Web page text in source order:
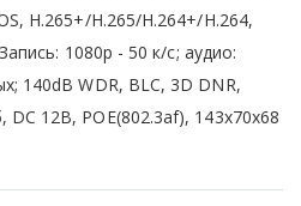
H.265+/H.265/H.264+/H.264,
1080р - 50 к/с; аудио:
140dB WDR, BLC, 3D DNR,
12В, POE(802.3af), 143x70х68